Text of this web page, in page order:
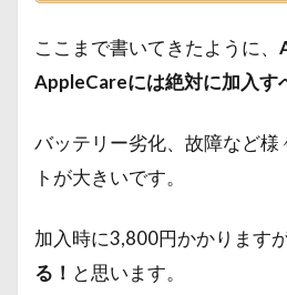
ここまで書いてきたように、
AppleCareには絶対に加入す
バッテリー劣化、故障など様
トが大きいです。
加入時に3,800円かかりますが
る！ と思います。